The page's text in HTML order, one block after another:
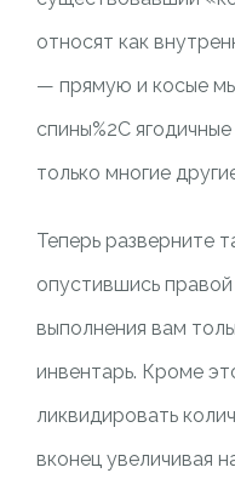
относят как
— прямую и косые
спины%2C
только многие
Теперь разверните
опустившись
выполнения вам
инвентарь. Кроме
ликвидировать
вконец увеличивая